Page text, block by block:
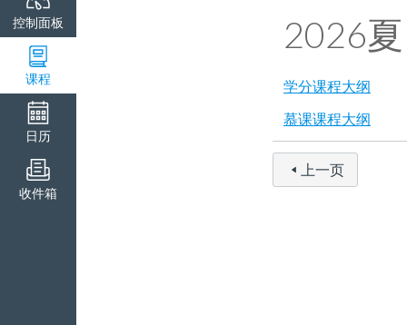
控制面板
课程
日历
收件箱
2026
学分课程大纲
慕课课程大纲
上一页